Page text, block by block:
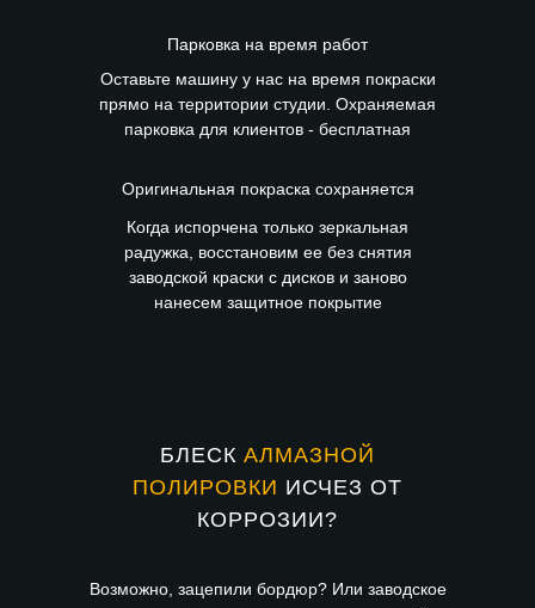
Парковка на время работ
Оставьте машину у нас на время покраски
прямо на территории студии. Охраняемая
парковка для клиентов - бесплатная
Оригинальная покраска сохраняется
Когда испорчена только зеркальная
радужка, восстановим ее без снятия
заводской краски с дисков и заново
нанесем защитное покрытие
БЛЕСК АЛМАЗНОЙ
ПОЛИРОВКИ ИСЧЕЗ ОТ
КОРРОЗИИ?
Возможно, зацепили бордюр? Или заводское